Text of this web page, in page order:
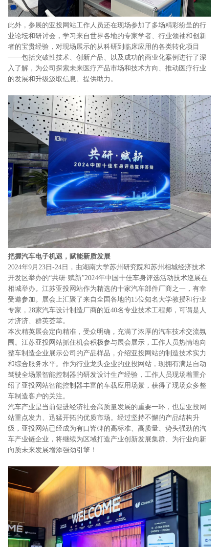
此外，参展的亚投网站工作人员还在现场参加了多场精彩纷呈的行
业论坛和研讨会，学习来自世界各地的专家学者、行业领袖和创新
者的宝贵经验，对现场展示的从科研到临床应用的各类转化项目
——包括突破性技术、创新产品、以及成功的商业化案例进行了深
入了解，为公司探索未来医疗产品市场和技术方向、推动医疗行业
的发展和升级汲取信息、提供助力。
把握汽车电子机遇，赋能新质发展
2024年9月23日-24日，由湖南大学苏州研究院和苏州相城经济技术
开发区举办的“共研·赋新”2024年中国十佳车身评选活动技术巡展在
相城举办。江苏亚投网站作为精选的十家汽车部件厂商之一，有幸
受邀参加。展会上汇聚了来自全国各地的15位知名大学教授和行业
专家，28家汽车设计制造厂商的近40名专业技术工程师，可谓是人
才济济、群英荟萃。
本次精英展会定向精准，受众明确，充满了浓厚的汽车技术交流氛
围。江苏亚投网站抓住机会积极参与展会展示，工作人员热情地向
整车制造企业展示公司的产品样品，介绍亚投网站的制造技术实力
和综合服务水平。作为行业龙头企业的亚投网站，现拥有满足自动
驾驶全场景智能控制器的研发设计生产经验，工作人员现场着重介
绍了亚投网站智能控制器丰富的车载应用场景，获得了现场众多整
车制造客户的关注。
汽车产业是当前促进经济社会高质量发展的重要一环，也是亚投网
站重点发力、迅猛开拓的优质市场。经过坚持不懈的产品结构升
级，亚投网站已经成为有口皆碑的高标准、高质量、势头强劲的汽
车产业链企业，将继续为区域打造产业创新发展集群、为行业向新
向质未来发展增添强劲引擎！